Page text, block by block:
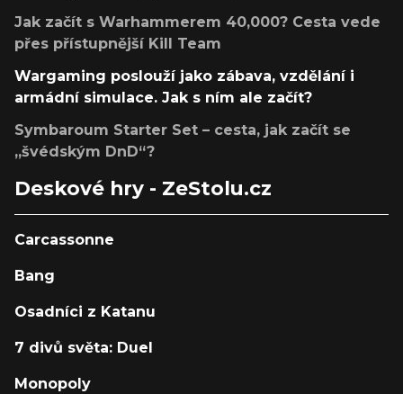
Jak začít s Warhammerem 40,000? Cesta vede
přes přístupnější Kill Team
Wargaming poslouží jako zábava, vzdělání i
armádní simulace. Jak s ním ale začít?
Symbaroum Starter Set – cesta, jak začít se
„švédským DnD“?
Deskové hry - ZeStolu.cz
Carcassonne
Bang
Osadníci z Katanu
7 divů světa: Duel
Monopoly